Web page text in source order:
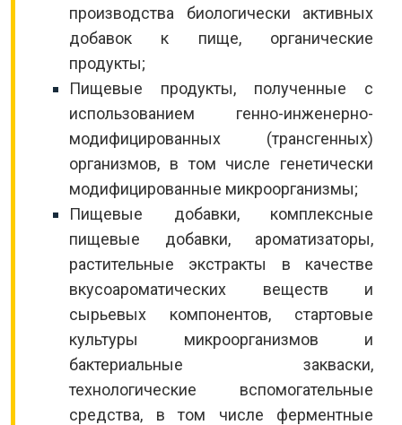
производства биологически активных
добавок к пище, органические
продукты;
Пищевые продукты, полученные с
использованием генно-инженерно-
модифицированных (трансгенных)
организмов, в том числе генетически
модифицированные микроорганизмы;
Пищевые добавки, комплексные
пищевые добавки, ароматизаторы,
растительные экстракты в качестве
вкусоароматических веществ и
сырьевых компонентов, стартовые
культуры микроорганизмов и
бактериальные закваски,
технологические вспомогательные
средства, в том числе ферментные